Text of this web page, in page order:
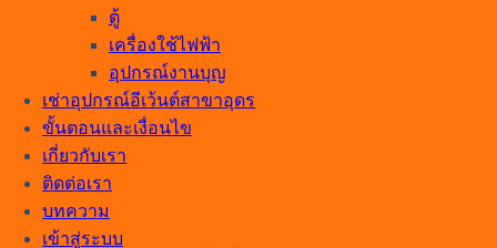
ตู้
เครื่องใช้ไฟฟ้า
อุปกรณ์งานบุญ
เช่าอุปกรณ์อีเว้นต์สาขาอุดร
ขั้นตอนและเงื่อนไข
เกี่ยวกับเรา
ติดต่อเรา
บทความ
เข้าสู่ระบบ